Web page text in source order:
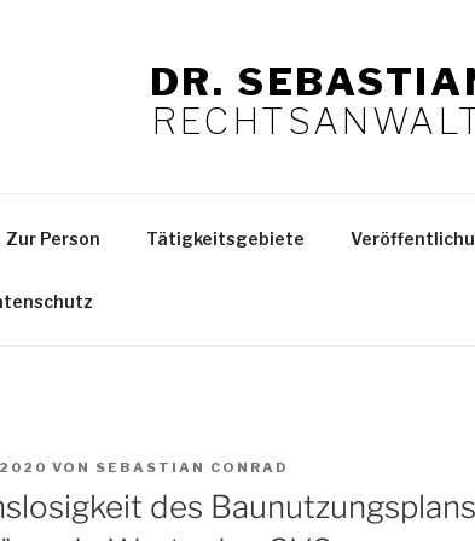
DR.
Zur Person Tätigkeitsgebiete
VON SEBASTIAN CONRAD
des